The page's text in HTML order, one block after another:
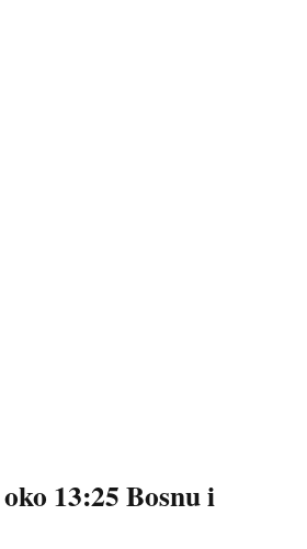
13:25 Bosnu i